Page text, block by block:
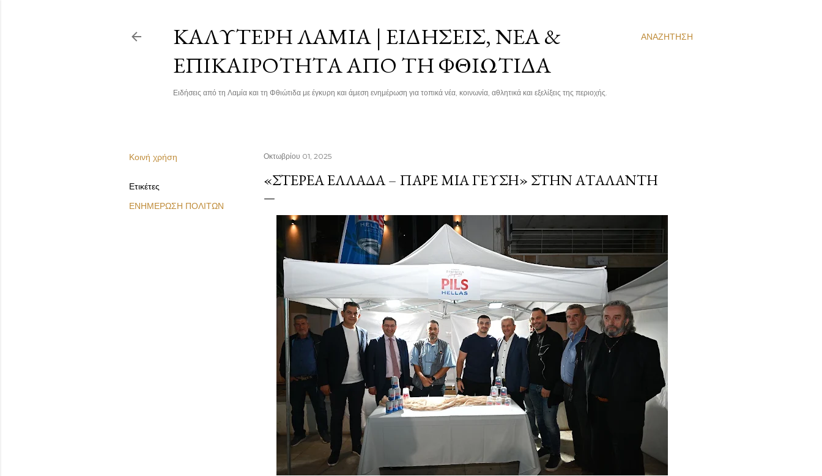
ΑΝΑΖΉΤΗΣΗ
ΚΑΛΎΤΕΡΗ ΛΑΜΊΑ | ΕΙΔΉΣΕΙΣ, ΝΈΑ &
ΕΠΙΚΑΙΡΌΤΗΤΑ ΑΠΌ ΤΗ ΦΘΙΏΤΙΔΑ
Ειδήσεις από τη Λαμία και τη Φθιώτιδα με έγκυρη και άμεση ενημέρωση για τοπικά νέα, κοινωνία, αθλητικά και εξελίξεις της περιοχής.
Κοινή χρήση
Ετικέτες
ΕΝΗΜΕΡΩΣΗ ΠΟΛΙΤΩΝ
Οκτωβρίου 01, 2025
«ΣΤΕΡΕΆ ΕΛΛΆΔΑ – ΠΆΡΕ ΜΙΑ ΓΕΎΣΗ» ΣΤΗΝ ΑΤΑΛΆΝΤΗ